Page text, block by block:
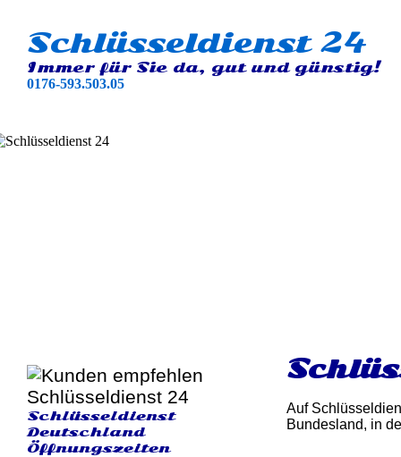
Schlüsseldienst 24
Immer für Sie da, gut und günstig!
0176-593.503.05
Schlüsseldienst
Deutschland
Öffnungszeiten
Auf
Bundesland, in